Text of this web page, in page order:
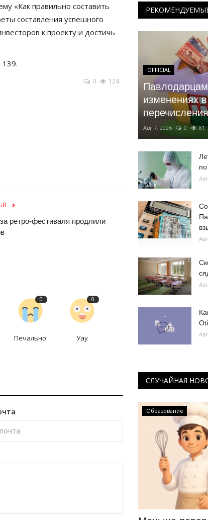
«Как правильно составить
составления успешного
к проекту и достичь
139.
0 124
ретро-фестиваля продлили
0
Печально
0
Уау
OFFICIAL
изменениях
Авг 7, 2026 0 81
СЛУЧАЙНАЯ
Образование